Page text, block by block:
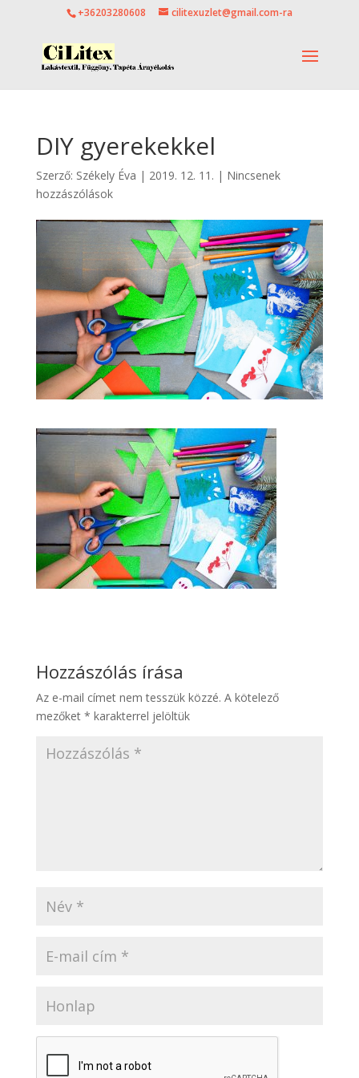
+36203280608 cilitexuzlet@gmail.com-ra
DIY gyerekekkel
Szerző: Székely Éva | 2019. 12. 11. | Nincsenek
hozzászólások
Hozzászólás írása
Az e-mail címet nem tesszük közzé. A kötelező
mezőket * karakterrel jelöltük